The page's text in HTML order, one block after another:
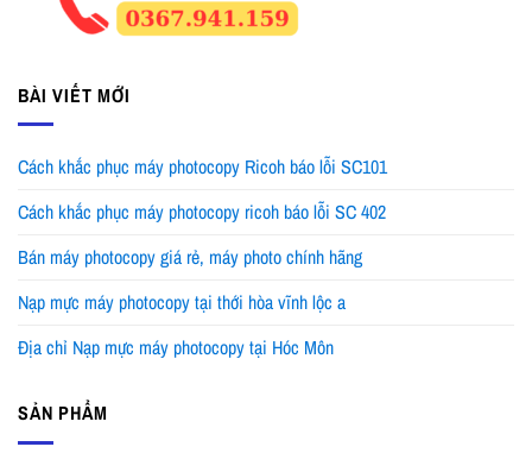
BÀI VIẾT MỚI
Cách khắc phục máy photocopy Ricoh báo lỗi SC101
Cách khắc phục máy photocopy ricoh báo lỗi SC 402
Bán máy photocopy giá rẻ, máy photo chính hãng
Nạp mực máy photocopy tại thới hòa vĩnh lộc a
Địa chỉ Nạp mực máy photocopy tại Hóc Môn
SẢN PHẨM